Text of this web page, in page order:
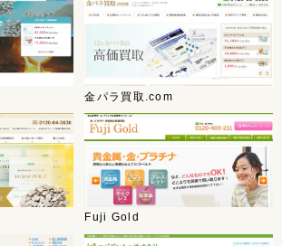
金パラ買取.com
Fuji Gold